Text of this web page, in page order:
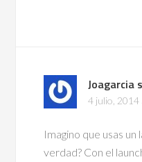
Joagarcia
4 julio, 2014
Imagino que usas
verdad? Con el